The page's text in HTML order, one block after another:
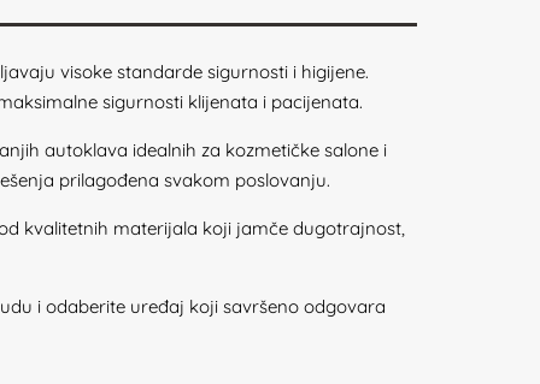
visoke standarde sigurnosti i higijene.
sigurnosti klijenata i pacijenata.
autoklava idealnih za kozmetičke salone i
prilagođena svakom poslovanju.
kvalitetnih materijala koji jamče dugotrajnost,
i odaberite uređaj koji savršeno odgovara